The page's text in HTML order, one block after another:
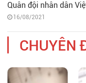
Quân đội nhân dân
16/08/2021
CHUYÊN